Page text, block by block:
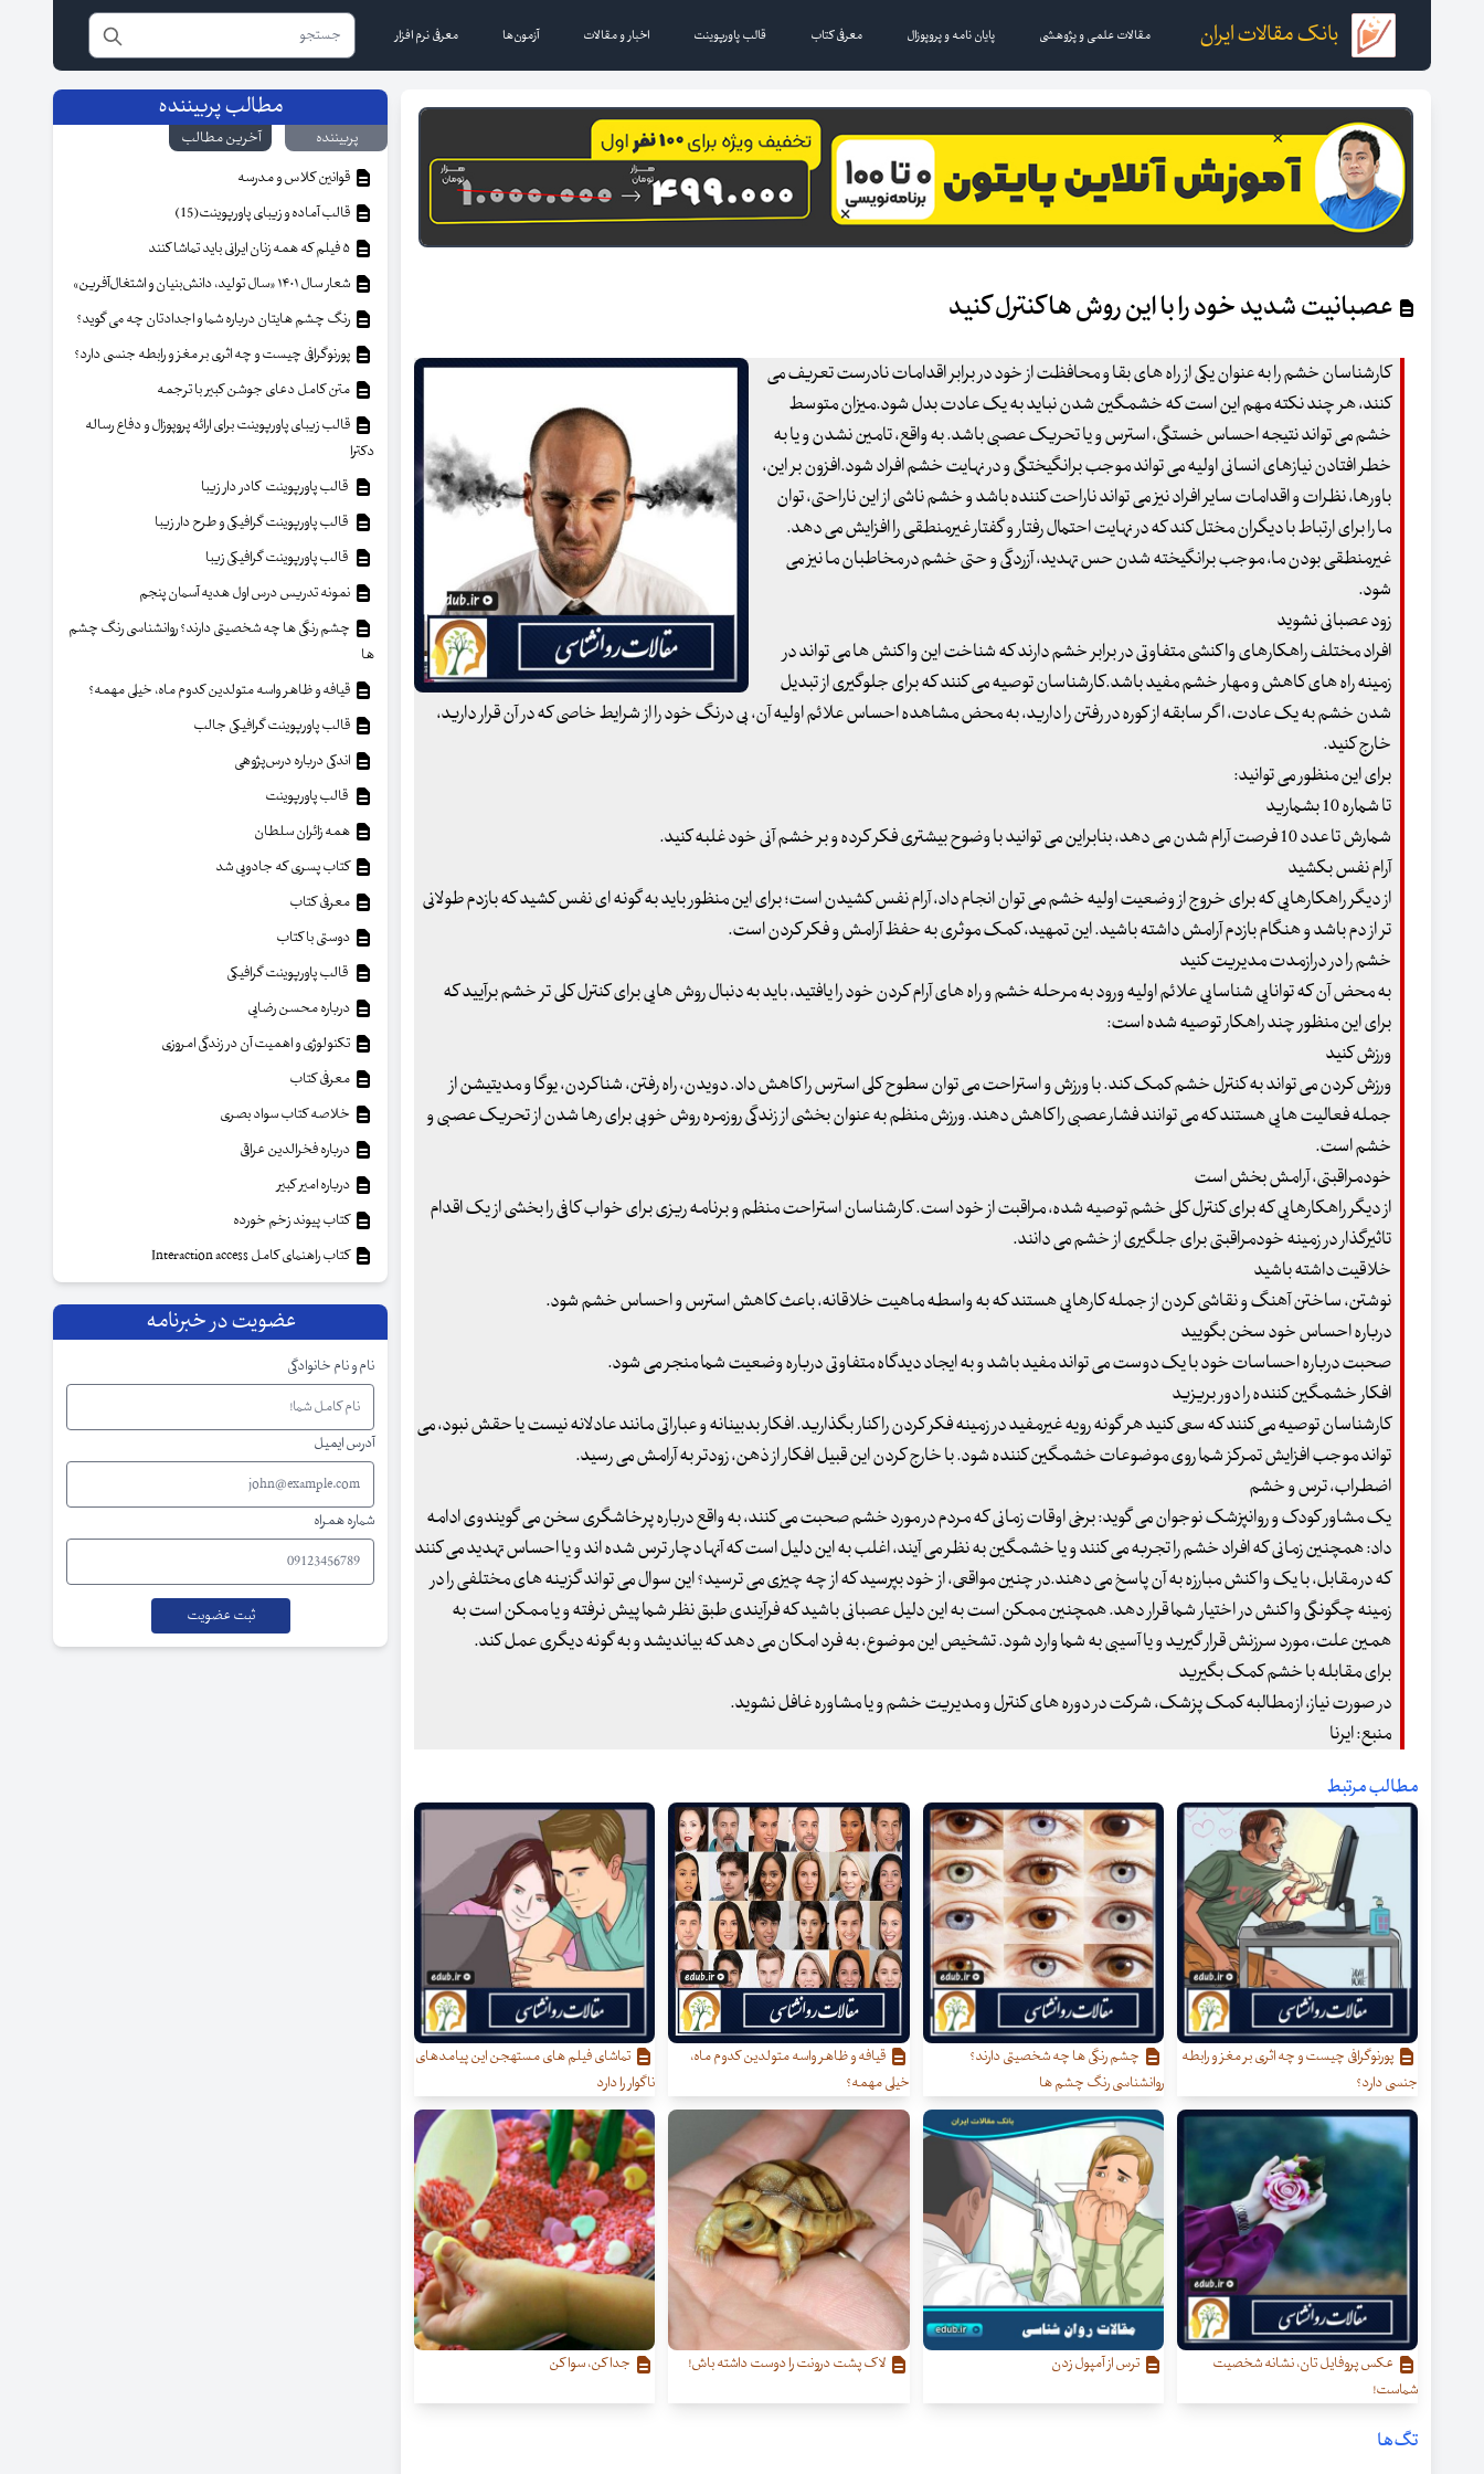
بانک مقالات ایران مقالات علمی و پژوهشی پایان نامه و پروپوزال معرفی کتاب قالب پاورپوینت اخبار و مقالات آزمون‌ها معرفی نرم افزار
عصبانیت شدید خود را با این روش ها کنترل کنید
کارشناسان خشم را به عنوان یکی از راه های بقا و محافظت از خود در برابر اقدامات نادرست تعریف می
کنند، هر چند نکته مهم این است که خشمگین شدن نباید به یک عادت بدل شود.میزان متوسط
خشم می تواند نتیجه احساس خستگی، استرس و یا تحریک عصبی باشد. به واقع، تامین نشدن و یا به
خطر افتادن نیازهای انسانی اولیه می تواند موجب برانگیختگی و در نهایت خشم افراد شود.افزون بر این،
باورها، نظرات و اقدامات سایر افراد نیز می تواند ناراحت کننده باشد و خشم ناشی از این ناراحتی، توان
ما را برای ارتباط با دیگران مختل کند که در نهایت احتمال رفتار و گفتار غیرمنطقی را افزایش می دهد.
غیرمنطقی بودن ما، موجب برانگیخته شدن حس تهدید، آزردگی و حتی خشم در مخاطبان ما نیز می
شود.
زود عصبانی نشوید
افراد مختلف راهکارهای واکنشی متفاوتی در برابر خشم دارند که شناخت این واکنش ها می تواند در
زمینه راه های کاهش و مهار خشم مفید باشد.کارشناسان توصیه می کنند که برای جلوگیری از تبدیل
شدن خشم به یک عادت، اگر سابقه از کوره در رفتن را دارید، به محض مشاهده احساس علائم اولیه آن، بی درنگ خود را از شرایط خاصی که در آن قرار دارید،
خارج کنید.
برای این منظور می توانید:
تا شماره 10 بشمارید
شمارش تا عدد 10 فرصت آرام شدن می دهد، بنابراین می توانید با وضوح بیشتری فکر کرده و بر خشم آنی خود غلبه کنید.
آرام نفس بکشید
از دیگر راهکارهایی که برای خروج از وضعیت اولیه خشم می توان انجام داد، آرام نفس کشیدن است؛ برای این منظور باید به گونه ای نفس کشید که بازدم طولانی
تر از دم باشد و هنگام بازدم آرامش داشته باشید. این تمهید، کمک موثری به حفظ آرامش و فکر کردن است.
خشم را در درازمدت مدیریت کنید
به محض آن که توانایی شناسایی علائم اولیه ورود به مرحله خشم و راه های آرام کردن خود را یافتید، باید به دنبال روش هایی برای کنترل کلی تر خشم برآیید که
برای این منظور چند راهکار توصیه شده است:
ورزش کنید
ورزش کردن می تواند به کنترل خشم کمک کند. با ورزش و استراحت می توان سطوح کلی استرس را کاهش داد. دویدن، راه رفتن، شناکردن، یوگا و مدیتیشن از
جمله فعالیت هایی هستند که می توانند فشار عصبی را کاهش دهند. ورزش منظم به عنوان بخشی از زندگی روزمره روش خوبی برای رها شدن از تحریک عصبی و
خشم است.
خودمراقبتی، آرامش بخش است
از دیگر راهکارهایی که برای کنترل کلی خشم توصیه شده، مراقبت از خود است. کارشناسان استراحت منظم و برنامه ریزی برای خواب کافی را بخشی از یک اقدام
تاثیرگذار در زمینه خودمراقبتی برای جلگیری از خشم می دانند.
خلاقیت داشته باشید
نوشتن، ساختن آهنگ و نقاشی کردن از جمله کارهایی هستند که به واسطه ماهیت خلاقانه، باعث کاهش استرس و احساس خشم شود.
درباره احساس خود سخن بگویید
صحبت درباره احساسات خود با یک دوست می تواند مفید باشد و به ایجاد دیدگاه متفاوتی درباره وضعیت شما منجر می شود.
افکار خشمگین کننده را دور بریزید
کارشناسان توصیه می کنند که سعی کنید هر گونه رویه غیرمفید در زمینه فکر کردن را کنار بگذارید. افکار بدبینانه و عباراتی مانند عادلانه نیست یا حقش نبود، می
تواند موجب افزایش تمرکز شما روی موضوعات خشمگین کننده شود. با خارج کردن این قبیل افکار از ذهن، زودتر به آرامش می رسید.
اضطراب، ترس و خشم
یک مشاور کودک و روانپزشک نوجوان می گوید: برخی اوقات زمانی که مردم در مورد خشم صحبت می کنند، به واقع درباره پرخاشگری سخن می گویندوی ادامه
داد: همچنین زمانی که افراد خشم را تجربه می کنند و یا خشمگین به نظر می آیند، اغلب به این دلیل است که آنها دچار ترس شده اند و یا احساس تهدید می کنند
که در مقابل، با یک واکنش مبارزه به آن پاسخ می دهند.در چنین مواقعی، از خود بپرسید که از چه چیزی می ترسید؟ این سوال می تواند گزینه های مختلفی را در
زمینه چگونگی واکنش در اختیار شما قرار دهد. همچنین ممکن است به این دلیل عصبانی باشید که فرآیندی طبق نظر شما پیش نرفته و یا ممکن است به
همین علت، مورد سرزنش قرار گیرید و یا آسیبی به شما وارد شود. تشخیص این موضوع، به فرد امکان می دهد که بیاندیشد و به گونه دیگری عمل کند.
برای مقابله با خشم کمک بگیرید
در صورت نیاز، از مطالبه کمک پزشک، شرکت در دوره های کنترل و مدیریت خشم و یا مشاوره غافل نشوید.
منبع: ایرنا
مطالب مرتبط
پورنوگرافی چیست و چه اثری بر مغز و رابطه
جنسی دارد؟
چشم رنگی ها چه شخصیتی دارند؟
روانشناسی رنگ چشم ها
قیافه و ظاهر واسه متولدین کدوم ماه،
خیلی مهمه؟
تماشای فیلم های مستهجن این پیامدهای
ناگوار را دارد
عکس پروفایل تان، نشانه شخصیت
شماست!
ترس از آمپول زدن لاک پشت درونت را دوست داشته باش! جدا کن، سوا کن
تگ‌ها
مطالب پربیننده
پربیننده
آخرین مطالب
قوانین کلاس و مدرسه
قالب آماده و زیبای پاورپوینت(15)
شعار سال ۱۴۰۱ «سال تولید، دانش‌بنیان و اشتغال‌آفرین»
رنگ چشم هایتان درباره شما و اجدادتان چه می گوید؟
پورنوگرافی چیست و چه اثری بر مغز و رابطه جنسی دارد؟
متن کامل دعای جوشن کبیر با ترجمه
قالب زیبای پاورپوینت برای ارائه پروپوزال و دفاع رساله
دکترا
قالب پاورپوینت کادر دار زیبا
قالب پاورپوینت گرافیکی و طرح دار زیبا
قالب پاورپوینت گرافیکی زیبا
نمونه تدریس درس اول هدیه آسمان پنجم
چشم رنگی ها چه شخصیتی دارند؟ روانشناسی رنگ چشم
ها
قیافه و ظاهر واسه متولدین کدوم ماه، خیلی مهمه؟
قالب پاورپوینت گرافیکی جالب
اندکی درباره درس‌پژوهی
قالب پاورپوینت
همه زائران سلطان
کتاب پسری که جادویی شد
معرفی کتاب
دوستی با کتاب
قالب پاورپوینت گرافیکی
درباره محسن رضایی
تکنولوژی و اهمیت آن در زندگی امروزی
معرفی کتاب
خلاصه کتاب سواد بصری
درباره فخرالدین عراقی
درباره امیر کبیر
کتاب پیوند زخم خورده
کتاب راهنمای کامل Interaction access
عضویت در خبرنامه
نام و نام خانوادگی
آدرس ایمیل
شماره همراه